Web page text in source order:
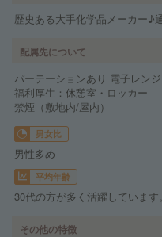
歴史ある大手化学品メーカー♪
配属先について
パーテーションあり 電子レン
福利厚生：休憩室・ロッカー
禁煙（敷地内/屋内）
男女比
男性多め
平均年齢
30代の方が多く活躍しています。
その他の特徴